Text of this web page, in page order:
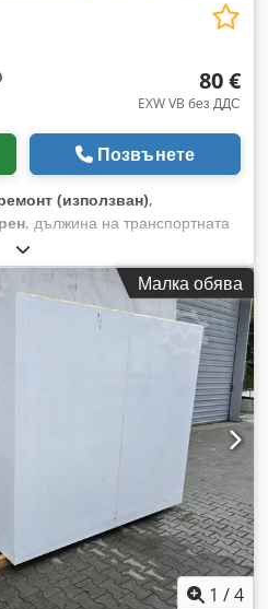
80 €
EXW VB без ДДС
Позвънете
(използван),
, дължина на транспортната
транспортната лента:
лента,
дължина 8 м, ширина на
чрез зъбно колело.
Малка обява
1 /4